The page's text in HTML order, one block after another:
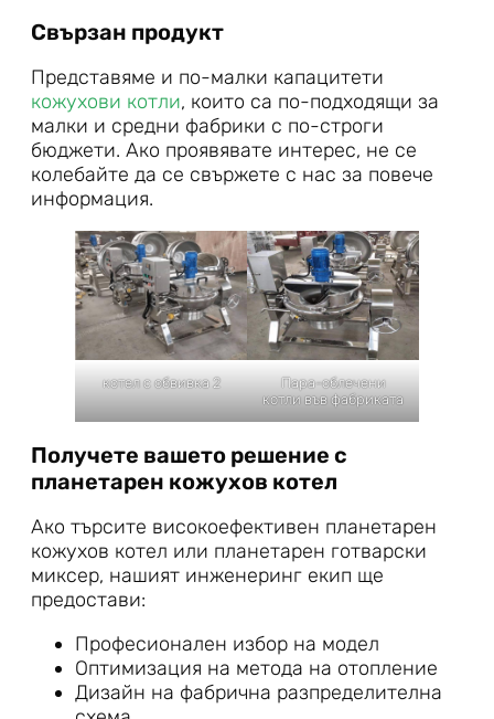
Свързан продукт
Представяме и по-малки капацитети
кожухови котли, които са по-подходящи за
малки и средни фабрики с по-строги
бюджети. Ако проявявате интерес, не се
колебайте да се свържете с нас за повече
информация.
котел с обвивка 2
Пара-облечени
котли във фабриката
Получете вашето решение с
планетарен кожухов котел
Ако търсите високоефективен планетарен
кожухов котел или планетарен готварски
миксер, нашият инженеринг екип ще
предостави:
Професионален избор на модел
Оптимизация на метода на отопление
Дизайн на фабрична разпределителна